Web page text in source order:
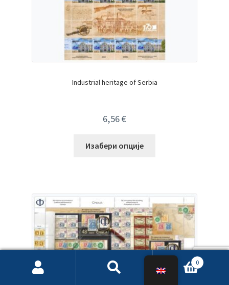
Industrial heritage of Serbia
6,56€
Изабери опције
0